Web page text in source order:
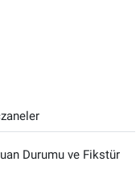
Durumu ve Fikstür